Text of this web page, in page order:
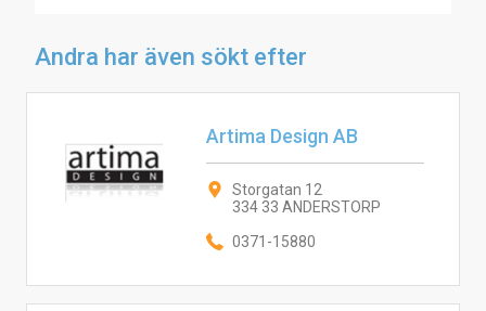
Andra har även sökt efter
Artima Design AB
Storgatan 12
334 33 ANDERSTORP
0371-15880